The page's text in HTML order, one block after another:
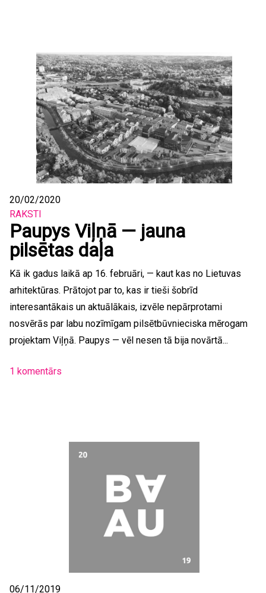
20/02/2020
RAKSTI
Paupys Viļņā — jauna
pilsētas daļa
Kā ik gadus laikā ap 16. februāri, — kaut kas no Lietuvas
arhitektūras. Prātojot par to, kas ir tieši šobrīd
interesantākais un aktuālākais, izvēle nepārprotami
nosvērās par labu nozīmīgam pilsētbūvnieciska mērogam
projektam Viļņā. Paupys — vēl nesen tā bija novārtā...
1 komentārs
06/11/2019